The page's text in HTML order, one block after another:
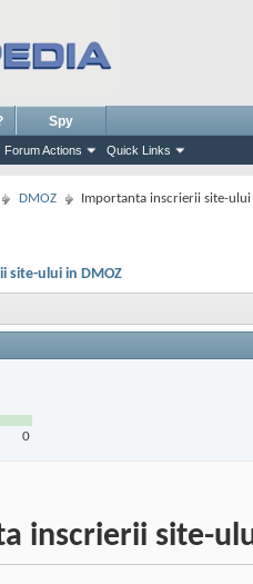
Forum Actions Quick Links
Spy
DMOZ Importanta inscrierii site-ului
site-ului in DMOZ
0
inscrierii site-